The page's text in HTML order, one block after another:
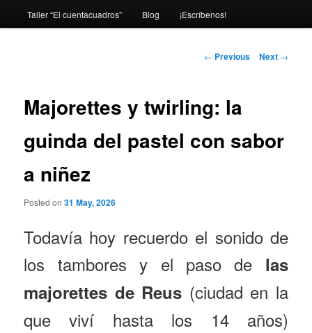
primary
Taller “El cuentacuadros” Blog ¡Escríbenos!
Post
← Previous Next →
Majorettes y twirling: la
guinda del pastel con sabor
a niñez
Posted on31 May, 2026
Todavía hoy recuerdo el sonido de
los tambores y el paso de las
majorettes de Reus (ciudad en la
que viví hasta los 14 años)